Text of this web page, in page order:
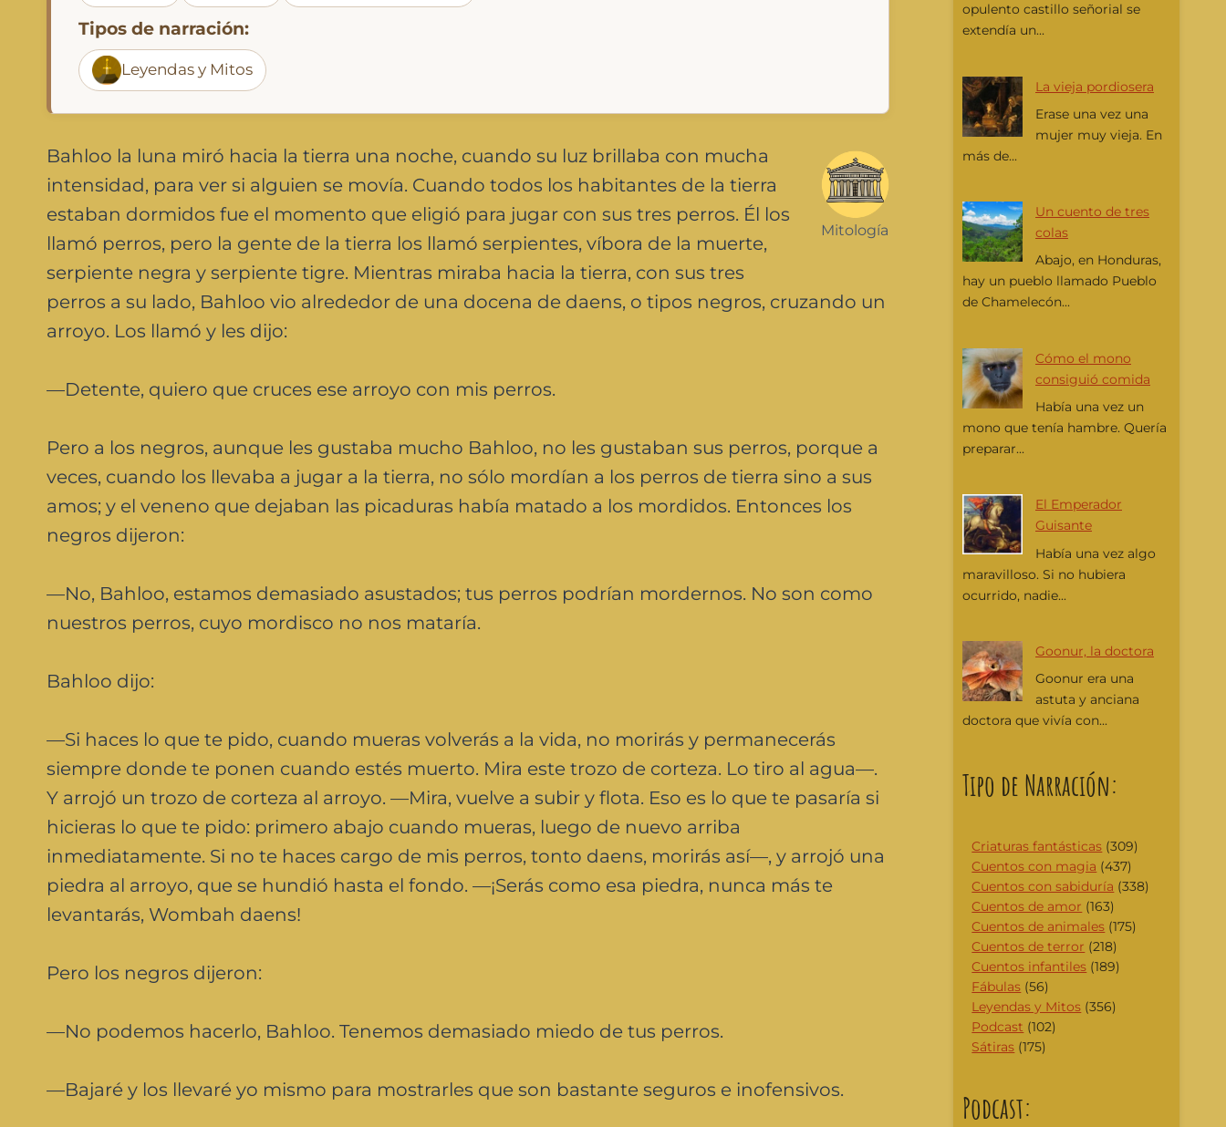
Tipos de narración:
Leyendas y Mitos
Mitología
Bahloo la luna miró hacia la tierra una noche, cuando su luz brillaba con mucha
intensidad, para ver si alguien se movía. Cuando todos los habitantes de la tierra
estaban dormidos fue el momento que eligió para jugar con sus tres perros. Él los
llamó perros, pero la gente de la tierra los llamó serpientes, víbora de la muerte,
serpiente negra y serpiente tigre. Mientras miraba hacia la tierra, con sus tres
perros a su lado, Bahloo vio alrededor de una docena de daens, o tipos negros, cruzando un
arroyo. Los llamó y les dijo:
—Detente, quiero que cruces ese arroyo con mis perros.
Pero a los negros, aunque les gustaba mucho Bahloo, no les gustaban sus perros, porque a
veces, cuando los llevaba a jugar a la tierra, no sólo mordían a los perros de tierra sino a sus
amos; y el veneno que dejaban las picaduras había matado a los mordidos. Entonces los
negros dijeron:
—No, Bahloo, estamos demasiado asustados; tus perros podrían mordernos. No son como
nuestros perros, cuyo mordisco no nos mataría.
Bahloo dijo:
—Si haces lo que te pido, cuando mueras volverás a la vida, no morirás y permanecerás
siempre donde te ponen cuando estés muerto. Mira este trozo de corteza. Lo tiro al agua—.
Y arrojó un trozo de corteza al arroyo. —Mira, vuelve a subir y flota. Eso es lo que te pasaría si
hicieras lo que te pido: primero abajo cuando mueras, luego de nuevo arriba
inmediatamente. Si no te haces cargo de mis perros, tonto daens, morirás así—, y arrojó una
piedra al arroyo, que se hundió hasta el fondo. —¡Serás como esa piedra, nunca más te
levantarás, Wombah daens!
Pero los negros dijeron:
—No podemos hacerlo, Bahloo. Tenemos demasiado miedo de tus perros.
—Bajaré y los llevaré yo mismo para mostrarles que son bastante seguros e inofensivos.
opulento castillo señorial se
extendía un...
La vieja pordiosera
Erase una vez una
mujer muy vieja. En
más de...
Un cuento de tres
colas
Abajo, en Honduras,
hay un pueblo llamado Pueblo
de Chamelecón...
Cómo el mono
consiguió comida
Había una vez un
mono que tenía hambre. Quería
preparar...
El Emperador
Guisante
Había una vez algo
maravilloso. Si no hubiera
ocurrido, nadie...
Goonur, la doctora
Goonur era una
astuta y anciana
doctora que vivía con...
Tipo de Narración:
Criaturas fantásticas (309)
Cuentos con magia (437)
Cuentos con sabiduría (338)
Cuentos de amor (163)
Cuentos de animales (175)
Cuentos de terror (218)
Cuentos infantiles (189)
Fábulas (56)
Leyendas y Mitos (356)
Podcast (102)
Sátiras (175)
Podcast: